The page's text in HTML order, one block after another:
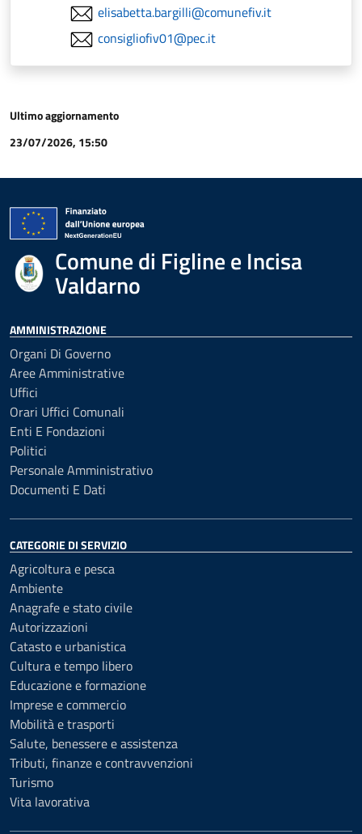
elisabetta.bargilli@comunefiv.it
consigliofiv01@pec.it
Ultimo aggiornamento
23/07/2026, 15:50
Comune di Figline e Incisa
Valdarno
AMMINISTRAZIONE
Organi Di Governo
Aree Amministrative
Uffici
Orari Uffici Comunali
Enti E Fondazioni
Politici
Personale Amministrativo
Documenti E Dati
CATEGORIE DI SERVIZIO
Agricoltura e pesca
Ambiente
Anagrafe e stato civile
Autorizzazioni
Catasto e urbanistica
Cultura e tempo libero
Educazione e formazione
Imprese e commercio
Mobilità e trasporti
Salute, benessere e assistenza
Tributi, finanze e contravvenzioni
Turismo
Vita lavorativa